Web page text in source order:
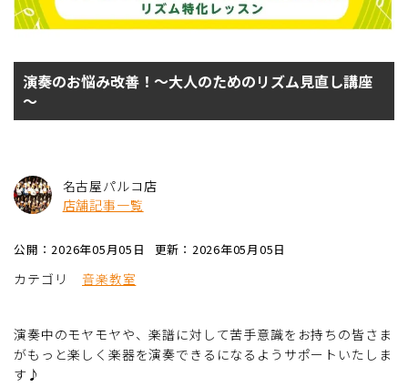
演奏のお悩み改善！～大人のためのリズム見直し講座
～
名古屋パルコ店
店舗記事一覧
公開：2026年05月05日 更新：2026年05月05日
カテゴリ 音楽教室
演奏中のモヤモヤや、楽譜に対して苦手意識をお持ちの皆さま
がもっと楽しく楽器を演奏できるになるようサポートいたしま
す♪